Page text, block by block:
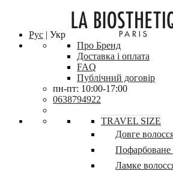
Рус | Укр
Про Бренд
Доставка і оплата
FAQ
Публічний договір
пн-пт: 10:00-17:00
0638794922
TRAVEL SIZE
Довге
Пофарбоване
Ламке